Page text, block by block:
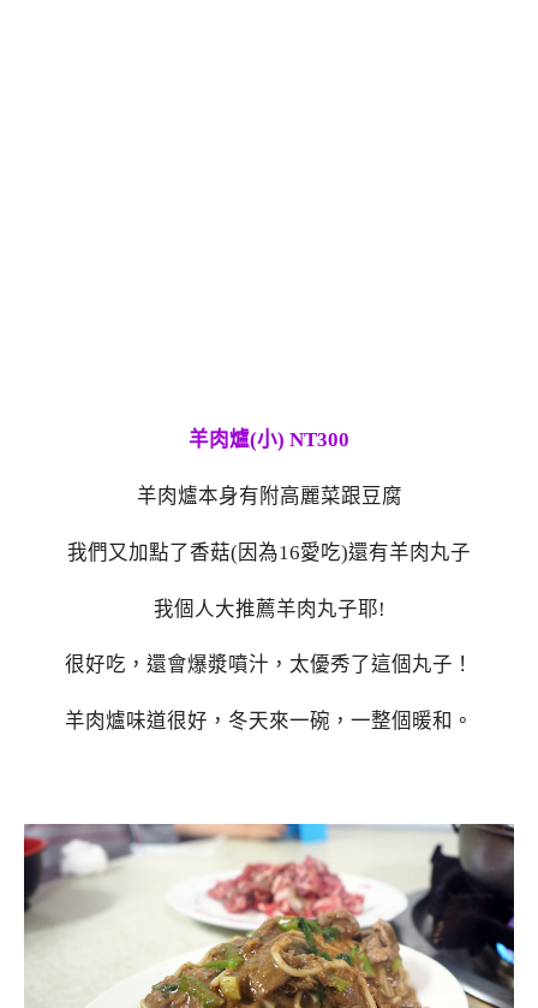
羊肉爐(小) NT300
羊肉爐本身有附高麗菜跟豆腐
我們又加點了香菇(因為16愛吃)還有羊肉丸子
我個人大推薦羊肉丸子耶!
很好吃，還會爆漿噴汁，太優秀了這個丸子！
羊肉爐味道很好，冬天來一碗，一整個暖和。